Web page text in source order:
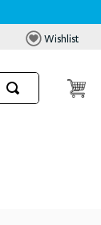
Wishlist